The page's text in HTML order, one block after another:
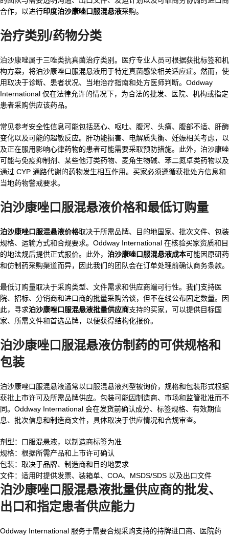
合作，以进行印度泊沙康唑口服混悬液采购。
治疗类别/药物分类
泊沙康唑属于三唑类抗真菌治疗类别。医疗专业人员可根据获批标签和机
构方案，将泊沙康唑口服混悬液用于特定真菌感染相关适应症。然而，使
用取决于诊断、患者状况、当地治疗指南和处方医师判断。Oddway
International 仅在法律允许的情况下，为合法的批发、医院、机构或指定
患者采购供应该药品。
常见参考安全性信息可能包括恶心、呕吐、腹泻、头痛、腹部不适、肝酶
变化以及可能的超敏反应。肝功能损害、电解质失衡、妊娠相关考虑，以
及正在服用影响心律药物的患者可能需要采取预防措施。此外，泊沙康唑
可能与免疫抑制剂、某些他汀类药物、麦角生物碱、苯二氮卓类药物以及
通过 CYP 通路代谢的药物发生相互作用。买家必须遵循获批处方信息和
当地药物警戒要求。
泊沙康唑口服混悬液价格和最低订购量
泊沙康唑口服混悬液价格取决于所需品牌、目的地国家、批次文件、包装
规格、运输方式和合规要求。Oddway International 在核验买家资质和目
的地法规后提供正式报价。此外， 泊沙康唑口服混悬液成本可能因原研药
和仿制药采购渠道而异，因此我们的团队会在订单处理前确认商务条款。
最低订购量取决于采购类型、文件需求和供应商端可行性。我们支持医
院、招标、分销商和进口商的批量采购洽谈，但不在线公布固定数量。因
此，寻求泊沙康唑口服混悬液批量供应商支持的买家，可以提供目标国
家、所需文件和首选品牌，以便获得结构化报价。
泊沙康唑口服混悬液仿制药的可供规格和
包装
泊沙康唑口服混悬液通常以口服混悬液剂型被询价，规格和包装形式根据
获批上市许可及所需品牌供应。包装可能因制造商、市场和监管批准而不
同。Oddway International 会在发货前确认成分、标签规格、有效期信
息、批次信息和制造商文件，具体取决于供应情况和合规审查。
剂型：口服混悬液，以制造商标签为准
规格：根据所需产品和上市许可确认
包装：取决于品牌、制造商和目的地要求
文件：适用时提供发票、装箱单、COA、MSDS/SDS 以及出口文件
泊沙康唑口服混悬液批量供应商的批发、
出口和指定患者供应能力
Oddway International 服务于需要合规采购支持的持牌进口商、医院药